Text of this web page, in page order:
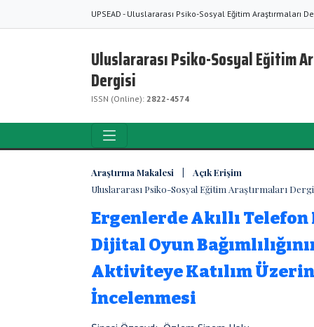
UPSEAD - Uluslararası Psiko-Sosyal Eğitim Araştırmaları
Uluslararası Psiko-Sosyal Eğitim
Dergisi
ISSN (Online): 2822-4574
Araştırma Makalesi | Açık Erişim
Uluslararası Psiko-Sosyal Eğitim Araştırmaları
Ergenlerde Akıllı Telefon
Dijital Oyun
Aktiviteye Katılım
İncelenmesi